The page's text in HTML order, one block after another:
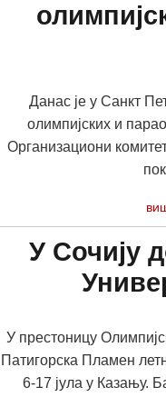
Данас је у Санкт
олимпијских и
Организациони
У Сочију
У престоницу
Патигорска Пламен
6-17 јула у Казању.